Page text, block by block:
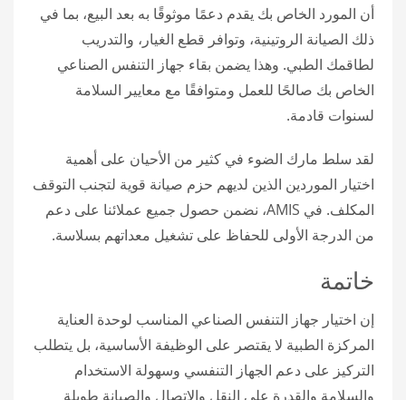
أن المورد الخاص بك يقدم دعمًا موثوقًا به بعد البيع، بما في
ذلك الصيانة الروتينية، وتوافر قطع الغيار، والتدريب
لطاقمك الطبي. وهذا يضمن بقاء جهاز التنفس الصناعي
الخاص بك صالحًا للعمل ومتوافقًا مع معايير السلامة
لسنوات قادمة.
لقد سلط مارك الضوء في كثير من الأحيان على أهمية
اختيار الموردين الذين لديهم حزم صيانة قوية لتجنب التوقف
المكلف. في AMIS، نضمن حصول جميع عملائنا على دعم
من الدرجة الأولى للحفاظ على تشغيل معداتهم بسلاسة.
خاتمة
إن اختيار جهاز التنفس الصناعي المناسب لوحدة العناية
المركزة الطبية لا يقتصر على الوظيفة الأساسية، بل يتطلب
التركيز على دعم الجهاز التنفسي وسهولة الاستخدام
والسلامة والقدرة على النقل والاتصال والصيانة طويلة